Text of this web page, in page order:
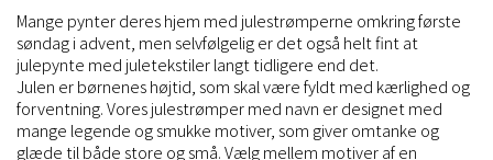
Mange pynter deres hjem med julestrømperne omkring første
søndag i advent, men selvfølgelig er det også helt fint at
julepynte med juletekstiler langt tidligere end det.
Julen er børnenes højtid, som skal være fyldt med kærlighed og
forventning. Vores julestrømper med navn er designet med
mange legende og smukke motiver, som giver omtanke og
glæde til både store og små. Vælg mellem motiver af en